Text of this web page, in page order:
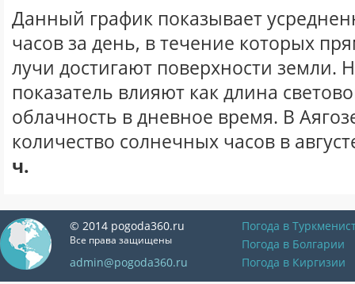
Данный график показывает
часов за день, в течение которых
лучи достигают поверхности земли.
показатель влияют как длина
облачность в дневное время. В
количество солнечных часов в
ч.
© 2014 pogoda360.ru
Все права защищены
admin@pogoda360.ru
Погода в
Погода в Болгарии
Погода в Киргизии